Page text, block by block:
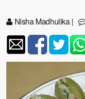
Nisha Madhulika|